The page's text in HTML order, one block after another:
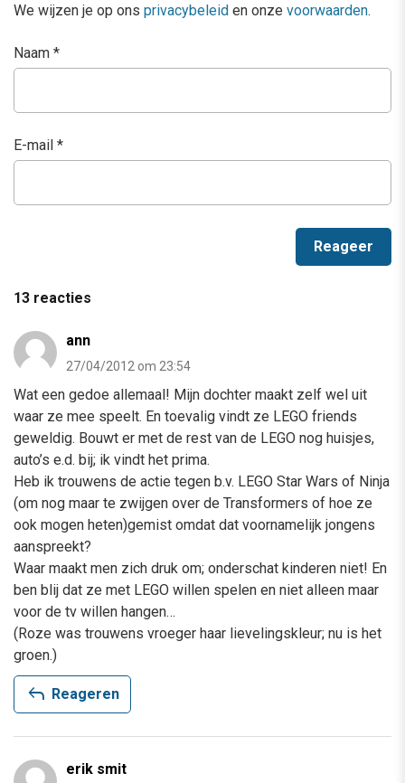
We wijzen je op ons privacybeleid en onze voorwaarden.
Naam *
E-mail *
13 reacties
ann
27/04/2012 om 23:54
Wat een gedoe allemaal! Mijn dochter maakt zelf wel uit
waar ze mee speelt. En toevalig vindt ze LEGO friends
geweldig. Bouwt er met de rest van de LEGO nog huisjes,
auto’s e.d. bij; ik vindt het prima.
Heb ik trouwens de actie tegen b.v. LEGO Star Wars of Ninja
(om nog maar te zwijgen over de Transformers of hoe ze
ook mogen heten)gemist omdat dat voornamelijk jongens
aanspreekt?
Waar maakt men zich druk om; onderschat kinderen niet! En
ben blij dat ze met LEGO willen spelen en niet alleen maar
voor de tv willen hangen…
(Roze was trouwens vroeger haar lievelingskleur; nu is het
groen.)
reply Reageren
erik smit